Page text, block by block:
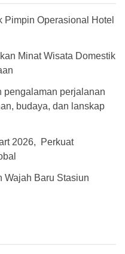
Pimpin Operasional Hotel
Minat Wisata Domestik
pengalaman perjalanan
budaya, dan lanskap
2026, Perkuat
Wajah Baru Stasiun